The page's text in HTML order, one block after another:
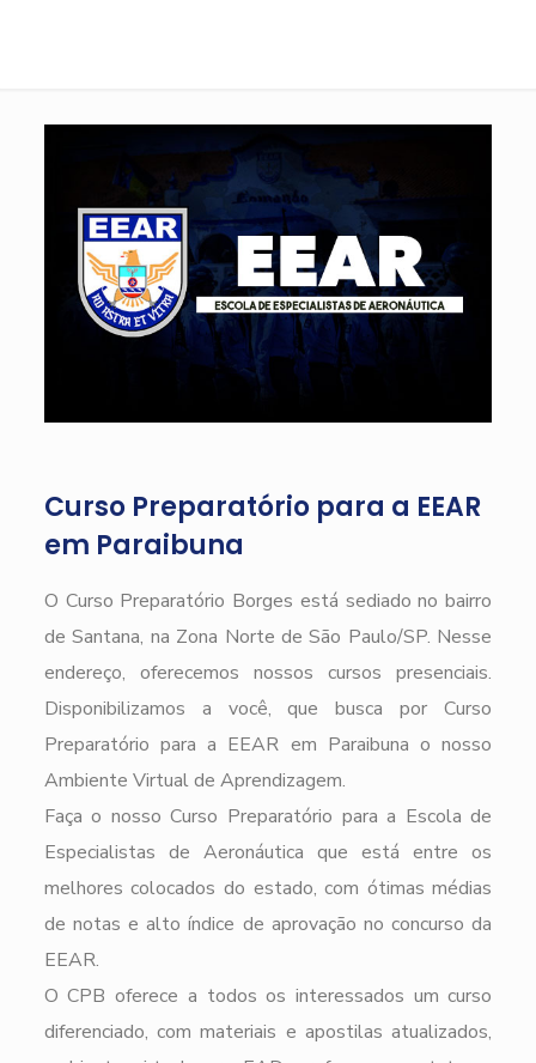
Curso Preparatório para a EEAR
em Paraibuna
O Curso Preparatório Borges está sediado no bairro
de Santana, na Zona Norte de São Paulo/SP. Nesse
endereço, oferecemos nossos cursos presenciais.
Disponibilizamos a você, que busca por Curso
Preparatório para a EEAR em Paraibuna o nosso
Ambiente Virtual de Aprendizagem.
Faça o nosso Curso Preparatório para a Escola de
Especialistas de Aeronáutica que está entre os
melhores colocados do estado, com ótimas médias
de notas e alto índice de aprovação no concurso da
EEAR.
O CPB oferece a todos os interessados um curso
diferenciado, com materiais e apostilas atualizados,